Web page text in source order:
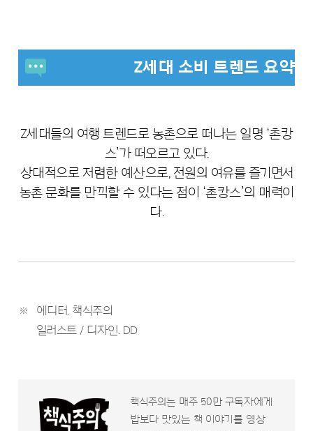
Z세대 소비 트렌드 요약
Z세대들의 여행 트렌드로 농촌으로 떠나는 일명 ‘촌캉
스’가 떠오르고 있다.
상대적으로 저렴한 예산으로, 전원의 여유를 즐기면서
농촌 문화를 만끽할 수 있다는 점이 ‘촌캉스’의 매력이
다.
※
에디터. 책식주의
일러스트 / 디자인. DD
책식주의는 매주 50만 구독자에게
밥보다 맛있는 책 이야기를 영상